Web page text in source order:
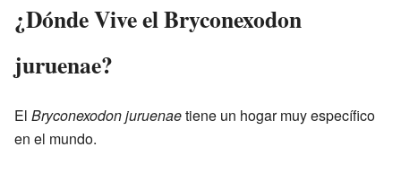
¿Dónde Vive el Bryconexodon
juruenae?
El Bryconexodon juruenaetiene un hogar muy específico
en el mundo.